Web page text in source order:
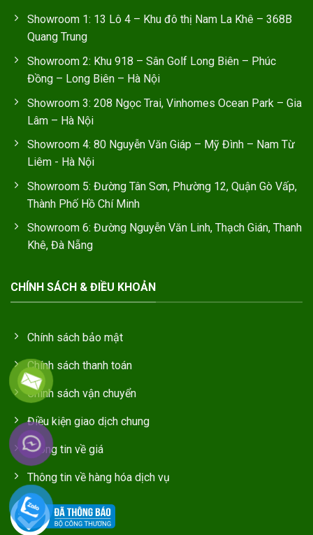
Showroom 1: 13 Lô 4 – Khu đô thị Nam La Khê – 368B
Quang Trung
Showroom 2: Khu 918 – Sân Golf Long Biên – Phúc
Đồng – Long Biên – Hà Nội
Showroom 3: 208 Ngọc Trai, Vinhomes Ocean Park – Gia
Lâm – Hà Nội
Showroom 4: 80 Nguyễn Văn Giáp – Mỹ Đình – Nam Từ
Liêm - Hà Nội
Showroom 5: Đường Tân Sơn, Phường 12, Quận Gò Vấp,
Thành Phố Hồ Chí Minh
Showroom 6: Đường Nguyễn Văn Linh, Thạch Gián, Thanh
Khê, Đà Nẵng
CHÍNH SÁCH & ĐIỀU KHOẢN
Chính sách bảo mật
Chính sách thanh toán
Chính sách vận chuyển
Điều kiện giao dịch chung
Thông tin về giá
Thông tin về hàng hóa dịch vụ